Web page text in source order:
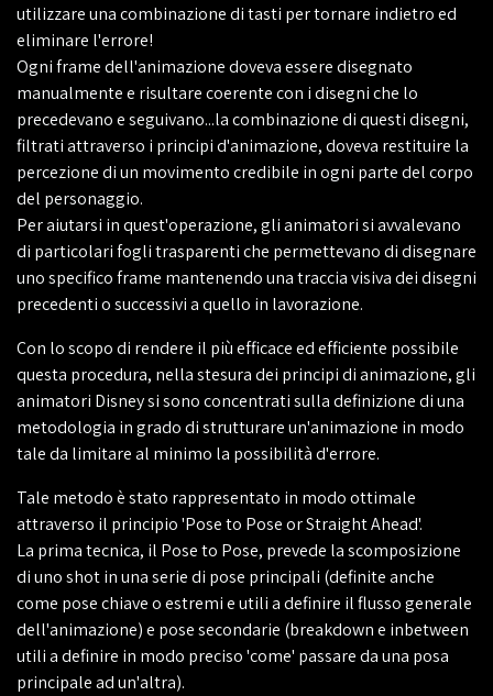
utilizzare una combinazione di tasti per tornare indietro ed
eliminare l'errore!
Ogni frame dell'animazione doveva essere disegnato
manualmente e risultare coerente con i disegni che lo
precedevano e seguivano...la combinazione di questi disegni,
filtrati attraverso i principi d'animazione, doveva restituire la
percezione di un movimento credibile in ogni parte del corpo
del personaggio.
Per aiutarsi in quest'operazione, gli animatori si avvalevano
di particolari fogli trasparenti che permettevano di disegnare
uno specifico frame mantenendo una traccia visiva dei disegni
precedenti o successivi a quello in lavorazione.
Con lo scopo di rendere il più efficace ed efficiente possibile
questa procedura, nella stesura dei principi di animazione, gli
animatori Disney si sono concentrati sulla definizione di una
metodologia in grado di strutturare un'animazione in modo
tale da limitare al minimo la possibilità d'errore.
Tale metodo è stato rappresentato in modo ottimale
attraverso il principio 'Pose to Pose or Straight Ahead'.
La prima tecnica, il Pose to Pose, prevede la scomposizione
di uno shot in una serie di pose principali (definite anche
come pose chiave o estremi e utili a definire il flusso generale
dell'animazione) e pose secondarie (breakdown e inbetween
utili a definire in modo preciso 'come' passare da una posa
principale ad un'altra).